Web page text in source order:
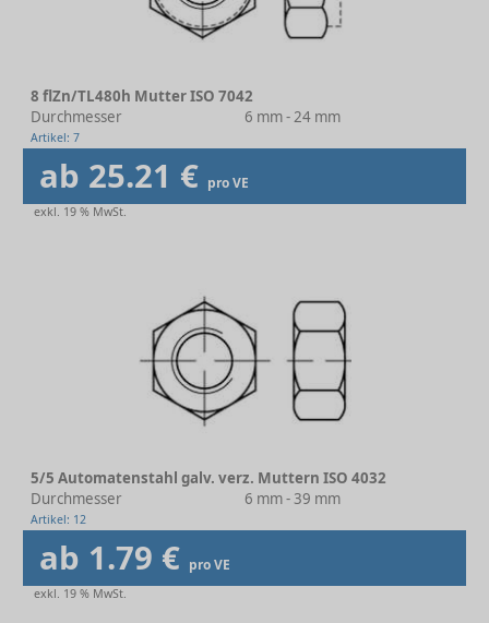
8 flZn/TL480h Mutter ISO 7042
Durchmesser
6 mm - 24 mm
Artikel: 7
ab 25.21 € pro VE
exkl. 19 % MwSt.
5/5 Automatenstahl galv. verz. Muttern ISO 4032
Durchmesser
6 mm - 39 mm
Artikel: 12
ab 1.79 € pro VE
exkl. 19 % MwSt.